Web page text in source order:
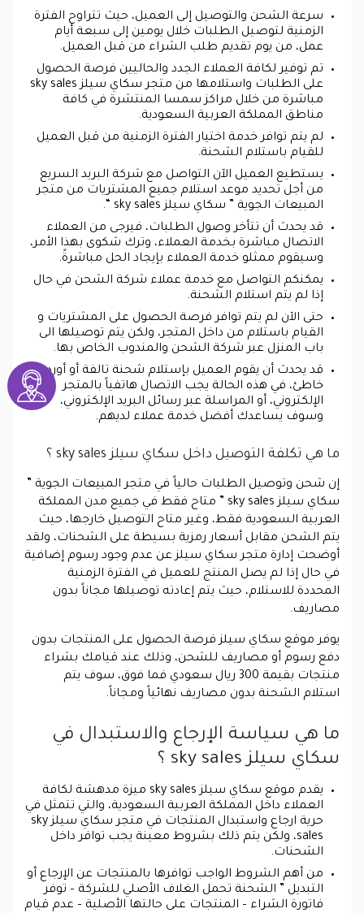
سرعة الشحن والتوصيل إلى العميل، حيث تتراوح الفترة
الزمنية لتوصيل الطلبات خلال يومين إلى سبعة أيام
عمل، من يوم تقديم طلب الشراء من قبل العميل.
تم توفير لكافة العملاء الجدد والحاليين فرصة الحصول
على الطلبات واستلامها من متجر سكاي سيلز sky sales
مباشرة من خلال مراكز سمسا المنتشرة في كافة
مناطق المملكة العربية السعودية.
لم يتم توافر خدمة اختيار الفترة الزمنية من قبل العميل
للقيام باستلام الشحنة.
يستطيع العميل الآن التواصل مع شركة البريد السريع
من أجل تحديد موعد استلام جميع المشتريات من متجر
المبيعات الجوية ” سكاي سيلز sky sales “.
قد يحدث أن تتأخر وصول الطلبات، فيرجى من العملاء
الاتصال مباشرة بخدمة العملاء، وترك شكوى بهذا الأمر،
وسيقوم ممثلو خدمة العملاء بإيجاد الحل مباشرةً.
يمكنكم التواصل مع خدمة عملاء شركة الشحن في حال
إذا لم يتم استلام الشحنة.
حتى الآن لم يتم توافر فرصة الحصول على المشتريات و
القيام باستلام من داخل المتجر، ولكن يتم توصيلها الى
باب المنزل عبر شركة الشحن والمندوب الخاص بها.
قد يحدث أن يقوم العميل بإستلام شحنة تالفة أو أوردر
خاطئ، في هذه الحالة يجب الاتصال هاتفياً بالمتجر
الإلكتروني، أو المراسلة عبر رسائل البريد الإلكتروني،
وسوف يساعدك أفضل خدمة عملاء لديهم.
ما هي تكلفة التوصيل داخل سكاي سيلز sky sales ؟
إن شحن وتوصيل الطلبات حالياً في متجر المبيعات الجوية ”
سكاي سيلز sky sales ” متاح فقط في جميع مدن المملكة
العربية السعودية فقط، وغير متاح التوصيل خارجها، حيث
يتم الشحن مقابل أسعار رمزية بسيطة على الشحنات، ولقد
أوضحت إدارة متجر سكاي سيلز عن عدم وجود رسوم إضافية
في حال إذا لم يصل المنتج للعميل في الفترة الزمنية
المحددة للاستلام، حيث يتم إعادته توصيلها مجاناً بدون
مصاريف.
يوفر موقع سكاي سيلز فرصة الحصول على المنتجات بدون
دفع رسوم أو مصاريف للشحن، وذلك عند قيامك بشراء
منتجات بقيمة 300 ريال سعودي فما فوق، سوف يتم
استلام الشحنة بدون مصاريف نهائياً ومجاناً.
ما هي سياسة الإرجاع والاستبدال في
سكاي سيلز sky sales ؟
يقدم موقع سكاي سيلز sky sales ميزة مدهشة لكافة
العملاء داخل المملكة العربية السعودية، والتي تتمثل في
حرية ارجاع واستبدال المنتجات في متجر سكاي سيلز sky
sales، ولكن يتم ذلك بشروط معينة يجب توافر داخل
الشحنات.
من أهم الشروط الواجب توافرها بالمنتجات عن الإرجاع أو
التبديل ” الشحنة تحمل الغلاف الأصلي للشركة – توفر
فاتورة الشراء – المنتجات على حالتها الأصلية – عدم قيام